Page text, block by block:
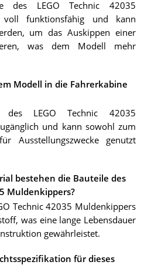
des LEGO Technic 42035
voll funktionsfähig und kann
um das Auskippen einer
was dem Modell mehr
Modell in die Fahrerkabine
des LEGO Technic 42035
und kann sowohl zum
Ausstellungszwecke genutzt
bestehen die Bauteile des
Muldenkippers?
Technic 42035 Muldenkippers
was eine lange Lebensdauer
gewährleistet.
für dieses